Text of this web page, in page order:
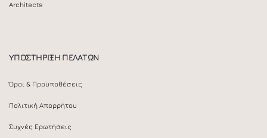
Architects
ΥΠΟΣΤΗΡΙΞΗ ΠΕΛΑΤΩΝ
Όροι & Προϋποθέσεις
Πολιτική Απορρήτου
Συχνές Ερωτήσεις